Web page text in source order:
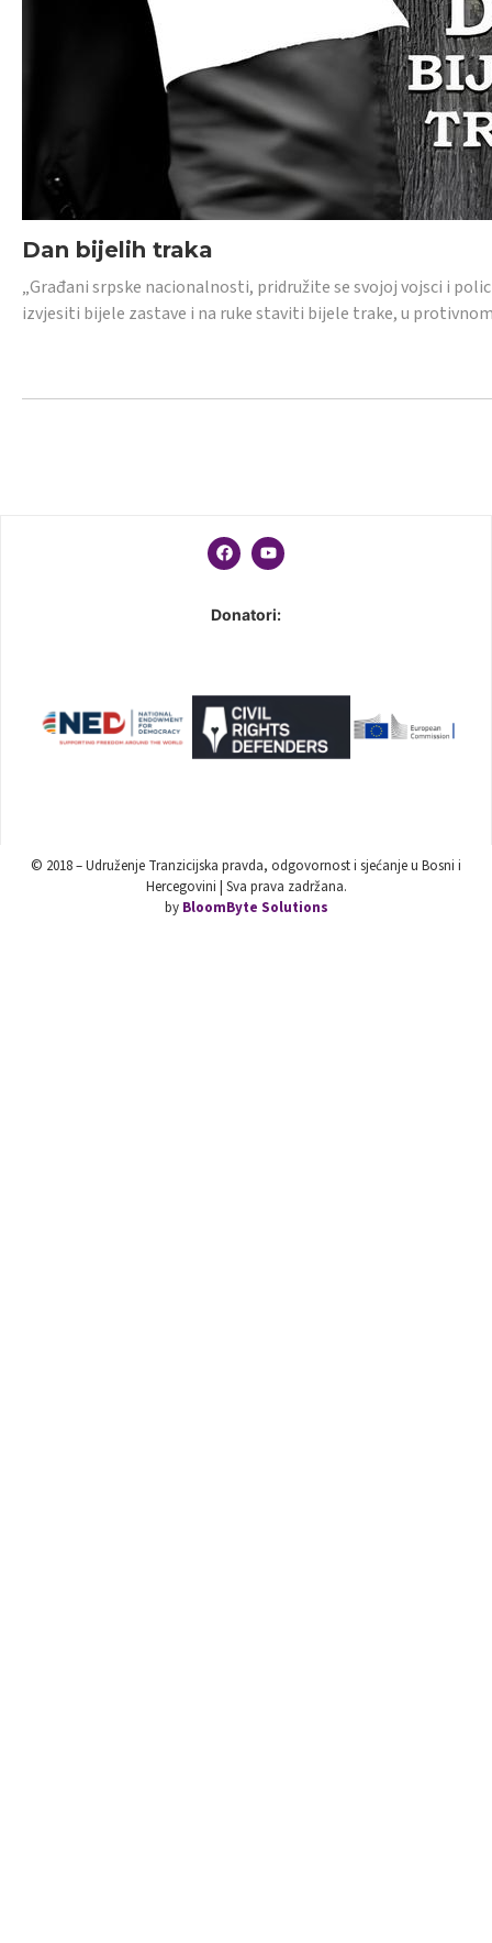
Dan bijelih traka
„Građani srpske nacionalnosti, pridružite se svojoj vojsci i
izvjesiti bijele zastave i na ruke staviti bijele trake, u
Donatori:
© 2018 – Udruženje Tranzicijska pravda, odgovornost i sjećanje u Bosni i
Hercegovini | Sva prava zadržana.
by BloomByte Solutions